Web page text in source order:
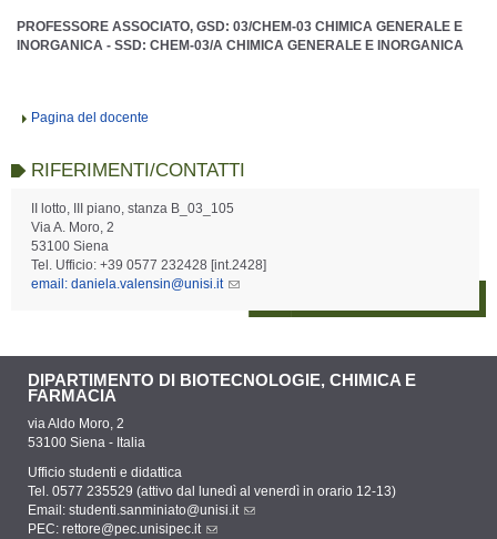
PROFESSORE ASSOCIATO, GSD: 03/CHEM-03 CHIMICA GENERALE E
INORGANICA - SSD: CHEM-03/A CHIMICA GENERALE E INORGANICA
Pagina del docente
RIFERIMENTI/CONTATTI
II lotto, III piano, stanza B_03_105
Via A. Moro, 2
53100 Siena
Tel. Ufficio: +39 0577 232428 [int.2428]
email: daniela.valensin@unisi.it
DIPARTIMENTO DI BIOTECNOLOGIE, CHIMICA E
FARMACIA
via Aldo Moro, 2
53100 Siena - Italia
Ufficio studenti e didattica
Tel. 0577 235529 (attivo dal lunedì al venerdì in orario 12-13)
Email: studenti.sanminiato@unisi.it
PEC: rettore@pec.unisipec.it